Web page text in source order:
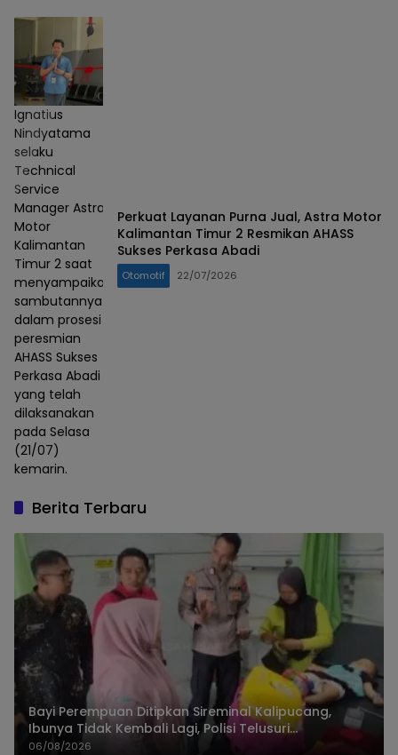
Ignatius
Nindyatama
selaku
Technical
Service
Manager Astra
Motor
Kalimantan
Timur 2 saat
menyampaikan
sambutannya
dalam prosesi
peresmian
AHASS Sukses
Perkasa Abadi
yang telah
dilaksanakan
pada Selasa
(21/07)
kemarin.
Perkuat Layanan Purna Jual, Astra Motor
Kalimantan Timur 2 Resmikan AHASS
Sukses Perkasa Abadi
Otomotif 22/07/2026
Berita Terbaru
Bayi Perempuan Ditipkan Sireminal Kalipucang,
Ibunya Tidak Kembali Lagi, Polisi Telusuri
Keberadaan Orang Tua
06/08/2026